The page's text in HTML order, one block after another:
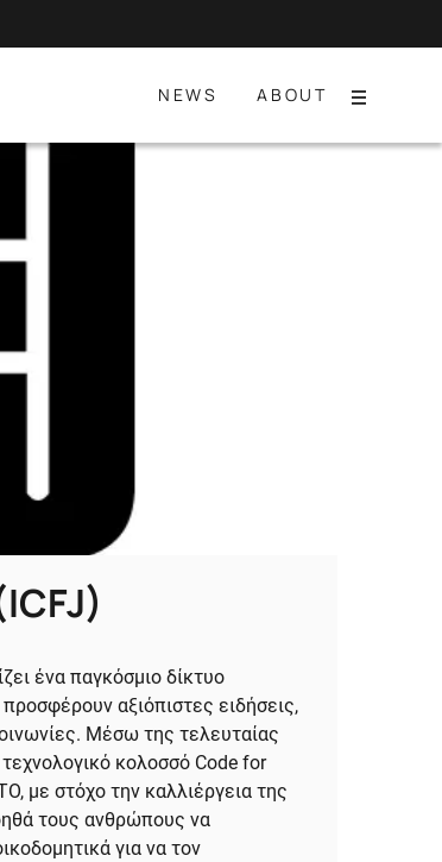
NEWS ABOUT
Menu
ένα παγκόσμιο δίκτυο
αξιόπιστες ειδήσεις,
Μέσω της τελευταίας
κολοσσό Code for
με στόχο την καλλιέργεια της
τους ανθρώπους να
για να τον